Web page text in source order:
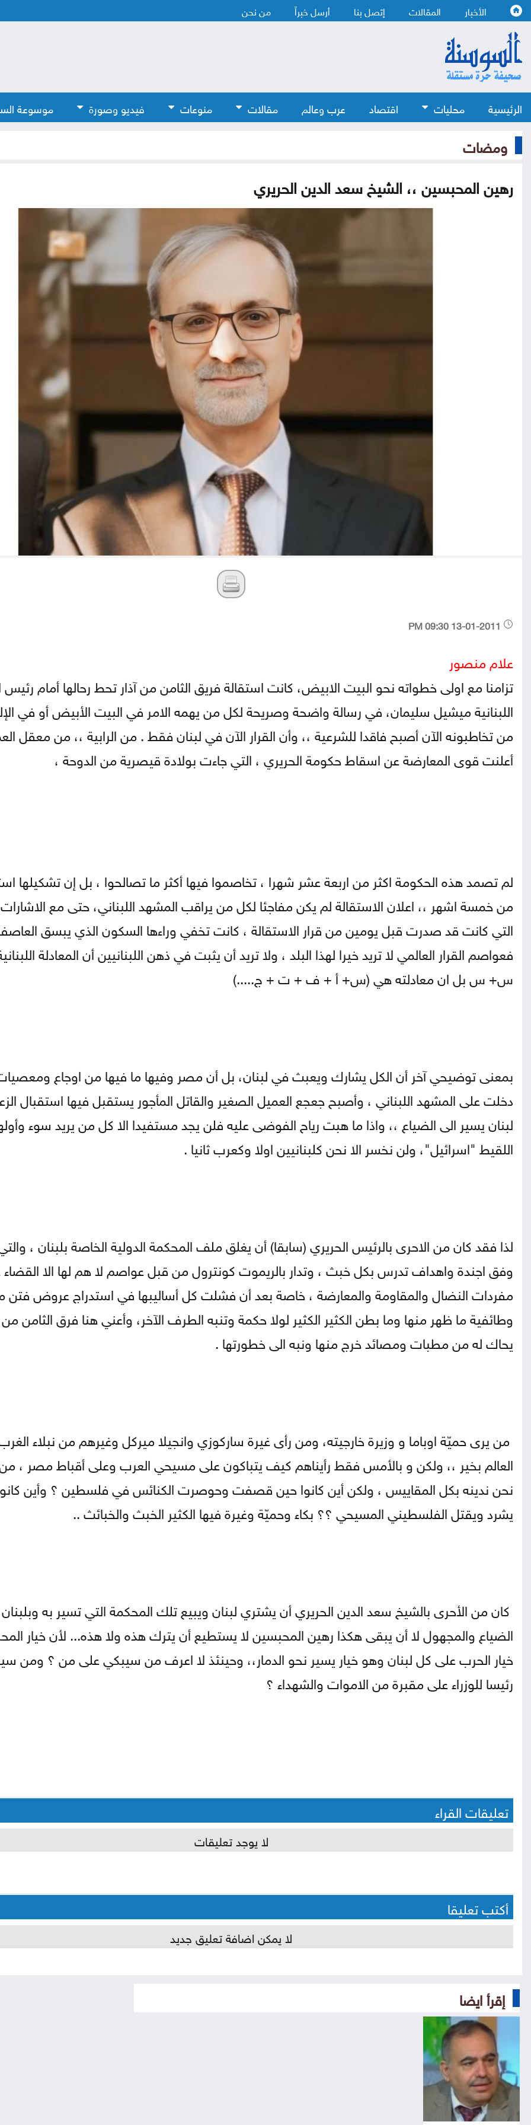
الأخبار المقالات إتصل بنا أرسل خبراً من نحن
الرئيسية محليات اقتصاد عرب وعالم مقالات منوعات فيديو وصورة موسوعة
ومضات
رهين المحبسين ،، الشيخ سعد الدين الحريري
علام منصور
تزامنا مع اولى خطواته نحو البيت الابيض، كانت استقالة فريق الثامن من آذار تحط رحالها أمام رئيس
اللبنانية ميشيل سليمان، في رسالة واضحة وصريحة لكل من يهمه الامر في البيت الأبيض أو في
من تخاطبونه الآن أصبح فاقدا للشرعية ،، وأن القرار الآن في لبنان فقط . من الرابية ،، من معقل
أعلنت قوى المعارضة عن اسقاط حكومة الحريري ، التي جاءت بولادة قيصرية من الدوحة ،
لم تصمد هذه الحكومة اكثر من اربعة عشر شهرا ، تخاصموا فيها أكثر ما تصالحوا ، بل إن تشكيلها
من خمسة اشهر ،، اعلان الاستقالة لم يكن مفاجئا لكل من يراقب المشهد اللبناني، حتى مع الاشارات
التي كانت قد صدرت قبل يومين من قرار الاستقالة ، كانت تخفي وراءها السكون الذي يبسق
فعواصم القرار العالمي لا تريد خيرا لهذا البلد ، ولا تريد أن يثبت في ذهن اللبنانيين أن المعادلة
س+ س بل ان معادلته هي (س+ أ + ف + ت + ج.....)
بمعنى توضيحي آخر أن الكل يشارك ويعبث في لبنان، بل أن مصر وفيها ما فيها من اوجاع
دخلت على المشهد اللبناني ، وأصبح جعجع العميل الصغير والقاتل المأجور يستقبل فيها استقبال
لبنان يسير الى الضياع ،، واذا ما هبت رياح الفوضى عليه فلن يجد مستفيدا الا كل من يريد سوء
اللقيط "اسرائيل"، ولن نخسر الا نحن كلبنانيين اولا وكعرب ثانيا .
لذا فقد كان من الاحرى بالرئيس الحريري (سابقا) أن يغلق ملف المحكمة الدولية الخاصة بلبنان ،
وفق اجندة واهداف تدرس بكل خبث ، وتدار بالريموت كونترول من قبل عواصم لا هم لها الا القضاء
مفردات النضال والمقاومة والمعارضة ، خاصة بعد أن فشلت كل أساليبها في استدراج عروض فتن
وطائفية ما ظهر منها وما بطن الكثير الكثير لولا حكمة وتنبه الطرف الآخر، وأعني هنا فرق الثامن من
يحاك له من مطبات ومصائد خرج منها ونبه الى خطورتها .
من يرى حميّة اوباما و وزيرة خارجيته، ومن رأى غيرة ساركوزي وانجيلا ميركل وغيرهم من نبلاء
العالم بخير ،، ولكن و بالأمس فقط رأيناهم كيف يتباكون على مسيحي العرب وعلى أقباط مصر ،
نحن ندينه بكل المقاييس ، ولكن أين كانوا حين قصفت وحوصرت الكنائس في فلسطين ؟ وأين
يشرد ويقتل الفلسطيني المسيحي ؟؟ بكاء وحميّة وغيرة فيها الكثير الخبث والخبائث ..
كان من الأحرى بالشيخ سعد الدين الحريري أن يشتري لبنان ويبيع تلك المحكمة التي تسير به
الضياع والمجهول لا أن يبقى هكذا رهين المحبسين لا يستطيع أن يترك هذه ولا هذه... لأن خيار
خيار الحرب على كل لبنان وهو خيار يسير نحو الدمار،، وحينئذ لا اعرف من سيبكي على من ؟ ومن
رئيسا للوزراء على مقبرة من الاموات والشهداء ؟
تعليقات القراء
لا يوجد تعليقات
أكتب تعليقا
لا يمكن اضافة تعليق جديد
إقرأ ايضا